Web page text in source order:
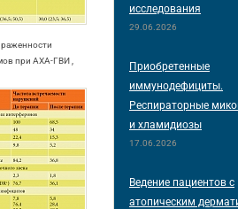
при АХА-ГВИ ,
исследования
29.06.2026
Приобретенные
иммунодефициты.
Респираторные
и хламидиозы
17.06.2026
Ведение пациентов с
атопическим